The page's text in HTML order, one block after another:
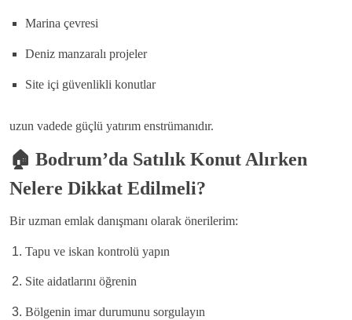
Marina çevresi
Deniz manzaralı projeler
Site içi güvenlikli konutlar
uzun vadede güçlü yatırım enstrümanıdır.
🏠 Bodrum’da Satılık Konut Alırken
Nelere Dikkat Edilmeli?
Bir uzman emlak danışmanı olarak önerilerim:
Tapu ve iskan kontrolü yapın
Site aidatlarını öğrenin
Bölgenin imar durumunu sorgulayın